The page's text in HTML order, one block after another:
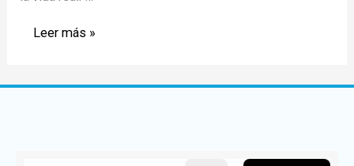
De
Leer más »